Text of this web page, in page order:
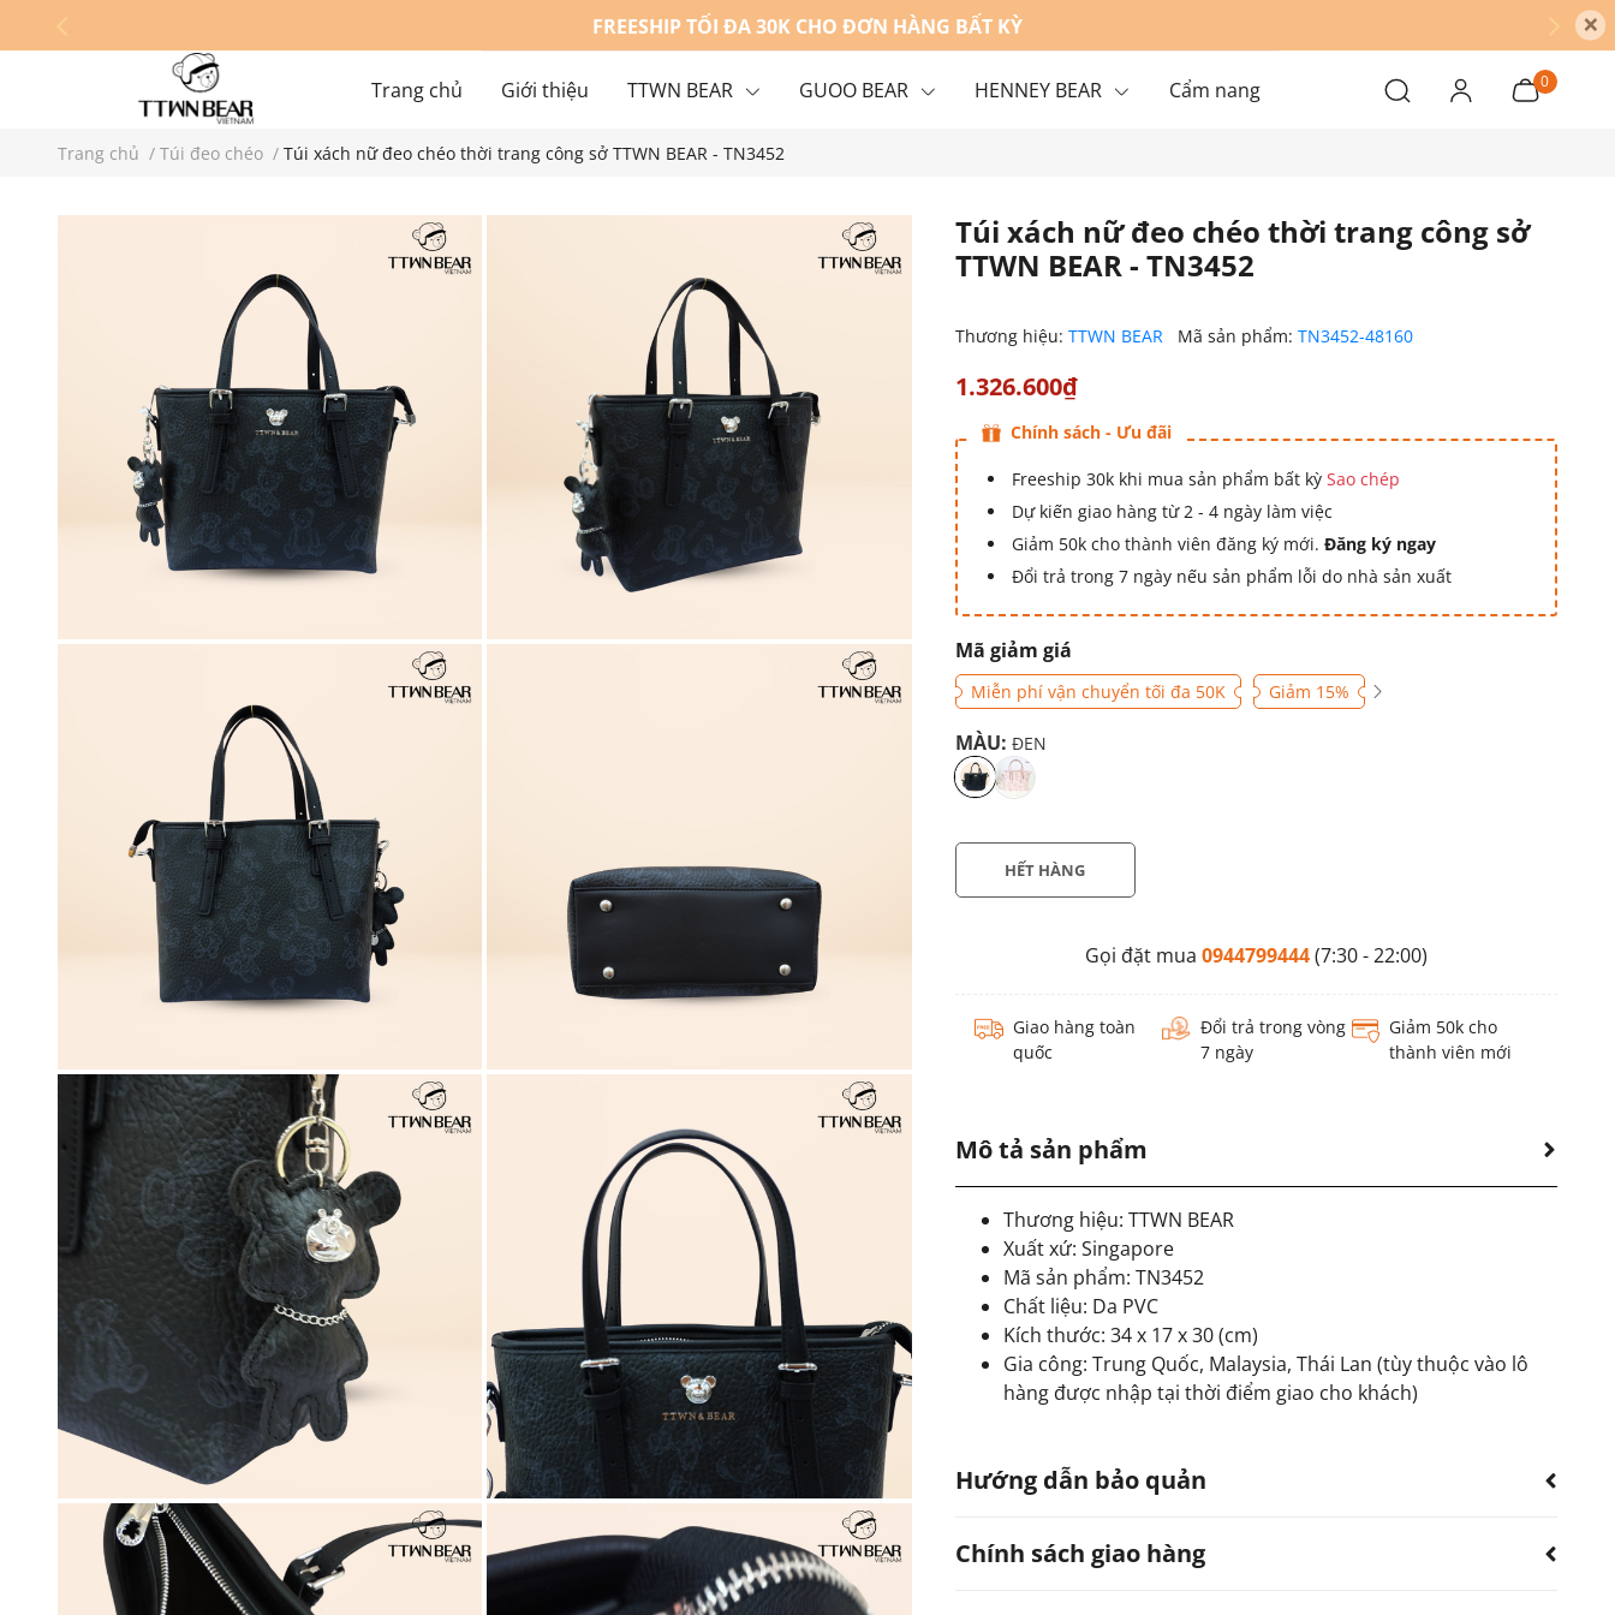
FREESHIP TỐI ĐA 30K CHO ĐƠN HÀNG BẤT KỲ ×
Trang chủ Giới thiệu TTWN BEAR GUOO BEAR HENNEY BEAR Cẩm nang
Hệ thống cửa hàng Liên hệ
0
Trang chủ / Túi đeo chéo / Túi xách nữ đeo chéo thời trang công sở TTWN BEAR - TN3452
Túi xách nữ đeo chéo thời trang công sở
TTWN BEAR - TN3452
Thương hiệu: TTWN BEAR Mã sản phẩm: TN3452-48160
1.326.600₫
Chính sách - Ưu đãi
Freeship 30k khi mua sản phẩm bất kỳ Sao chép
Dự kiến giao hàng từ 2 - 4 ngày làm việc
Giảm 50k cho thành viên đăng ký mới. Đăng ký ngay
Đổi trả trong 7 ngày nếu sản phẩm lỗi do nhà sản xuất
Mã giảm giá
Miễn phí vận chuyển tối đa 50K Giảm 15%
MÀU: ĐEN
HẾT HÀNG
Gọi đặt mua 0944799444(7:30 - 22:00)
Giao hàng toàn
quốc
Đổi trả trong vòng
7 ngày
Giảm 50k cho
thành viên mới
Mô tả sản phẩm
Thương hiệu: TTWN BEAR
Xuất xứ: Singapore
Mã sản phẩm: TN3452
Chất liệu: Da PVC
Kích thước: 34 x 17 x 30 (cm)
Gia công: Trung Quốc, Malaysia, Thái Lan (tùy thuộc vào lô
hàng được nhập tại thời điểm giao cho khách)
Hướng dẫn bảo quản
Hạn chế sản phẩm bị thấm nước.
Chính sách giao hàng